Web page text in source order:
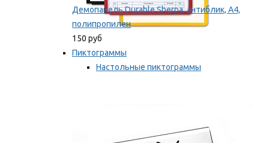
Демопанель Durable Sherpa, антиблик, А4,
полипропилен
150 руб
Пиктограммы
Настольные пиктограммы